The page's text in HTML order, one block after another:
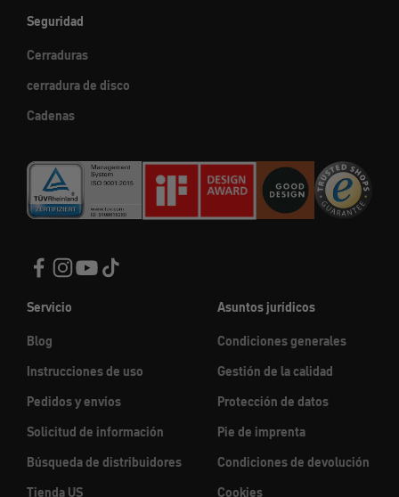
Seguridad
Cerraduras
cerradura de disco
Cadenas
Servicio
Blog
Instrucciones de uso
Pedidos y envíos
Solicitud de información
Búsqueda de distribuidores
Tienda US
Asuntos jurídicos
Condiciones generales
Gestión de la calidad
Protección de datos
Pie de imprenta
Condiciones de devolución
Cookies